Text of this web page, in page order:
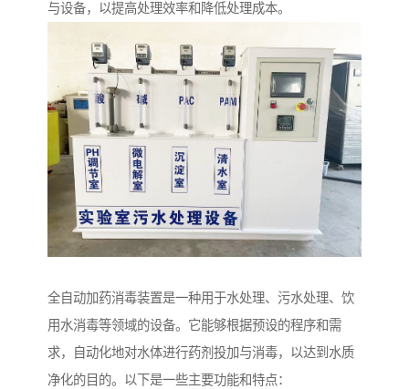
与设备，以提高处理效率和降低处理成本。
全自动加药消毒装置是一种用于水处理、污水处理、饮
用水消毒等领域的设备。它能够根据预设的程序和需
求，自动化地对水体进行药剂投加与消毒，以达到水质
净化的目的。以下是一些主要功能和特点：